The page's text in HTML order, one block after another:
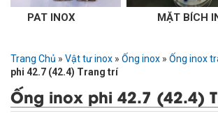
MẶT BÍCH INOX
Trang Chủ » Vật tư inox » Ống inox » Ống inox
phi 42.7 (42.4) Trang trí
Ống inox phi 42.7 (42.4)